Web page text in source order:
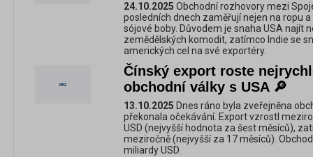
24.10.2025 Obchodní rozhovory mezi
posledních dnech zaměřují nejen na ropu
sójové boby. Důvodem je snaha USA najít
zemědělských komodit, zatímco Indie se
amerických cel na své exportéry.
Čínský export roste
obchodní války s USA 🔎
13.10.2025 Dnes ráno byla zveřejněna
překonala očekávání. Export vzrostl
USD (nejvyšší hodnota za šest měsíců),
meziročně (nejvyšší za 17 měsíců).
miliardy USD.